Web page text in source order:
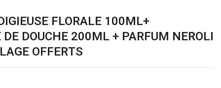
FLORALE 100ML+
DE DOUCHE 200ML + PARFUM NEROLI
OFFERTS